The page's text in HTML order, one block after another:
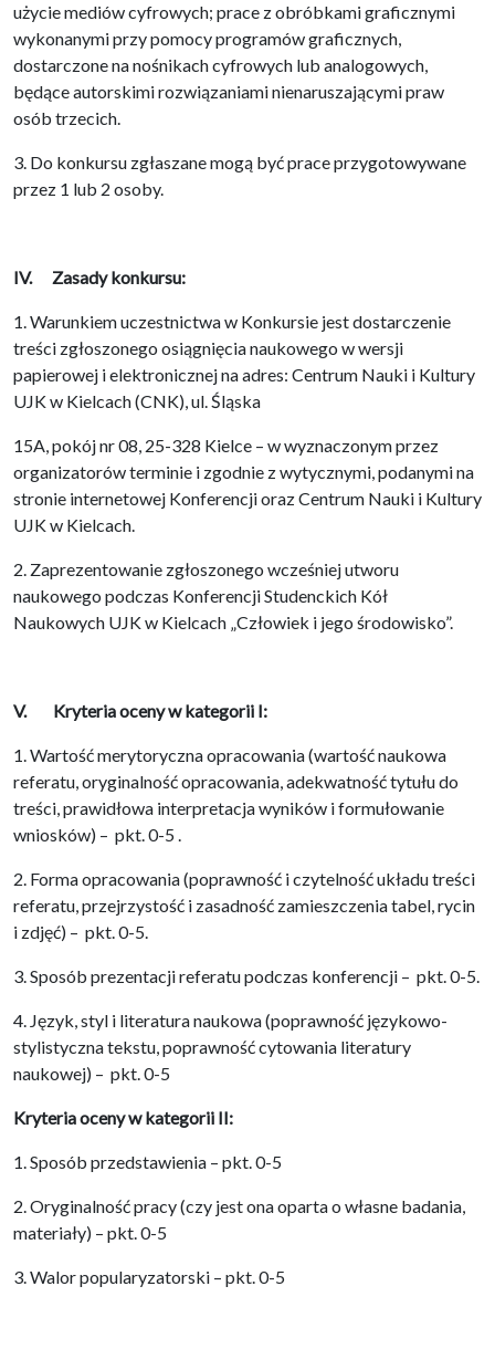
użycie mediów cyfrowych; prace z obróbkami graficznymi
wykonanymi przy pomocy programów graficznych,
dostarczone na nośnikach cyfrowych lub analogowych,
będące autorskimi rozwiązaniami nienaruszającymi praw
osób trzecich.
3. Do konkursu zgłaszane mogą być prace przygotowywane
przez 1 lub 2 osoby.
IV. Zasady konkursu:
1. Warunkiem uczestnictwa w Konkursie jest dostarczenie
treści zgłoszonego osiągnięcia naukowego w wersji
papierowej i elektronicznej na adres: Centrum Nauki i Kultury
UJK w Kielcach (CNK), ul. Śląska
15A, pokój nr 08, 25-328 Kielce – w wyznaczonym przez
organizatorów terminie i zgodnie z wytycznymi, podanymi na
stronie internetowej Konferencji oraz Centrum Nauki i Kultury
UJK w Kielcach.
2. Zaprezentowanie zgłoszonego wcześniej utworu
naukowego podczas Konferencji Studenckich Kół
Naukowych UJK w Kielcach „Człowiek i jego środowisko”.
V. Kryteria oceny w kategorii I:
1. Wartość merytoryczna opracowania (wartość naukowa
referatu, oryginalność opracowania, adekwatność tytułu do
treści, prawidłowa interpretacja wyników i formułowanie
wniosków) – pkt. 0-5 .
2. Forma opracowania (poprawność i czytelność układu treści
referatu, przejrzystość i zasadność zamieszczenia tabel, rycin
i zdjęć) – pkt. 0-5.
3. Sposób prezentacji referatu podczas konferencji – pkt. 0-5.
4. Język, styl i literatura naukowa (poprawność językowo-
stylistyczna tekstu, poprawność cytowania literatury
naukowej) – pkt. 0-5
Kryteria oceny w kategorii II:
1. Sposób przedstawienia – pkt. 0-5
2. Oryginalność pracy (czy jest ona oparta o własne badania,
materiały) – pkt. 0-5
3. Walor popularyzatorski – pkt. 0-5